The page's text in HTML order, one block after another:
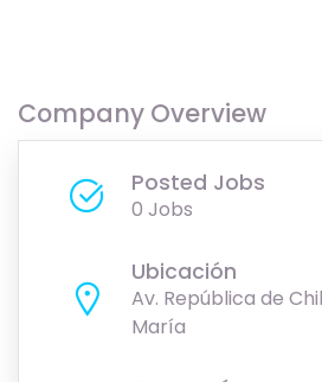
Company Overview
Posted Jobs
0 Jobs
Ubicación
Av. República de
María